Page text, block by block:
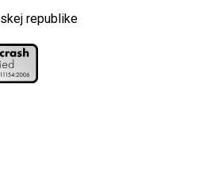
republike